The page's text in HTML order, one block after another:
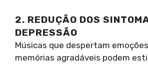
2. REDUÇÃO DOS
DEPRESSÃO
Músicas que despertam
memórias agradáveis podem